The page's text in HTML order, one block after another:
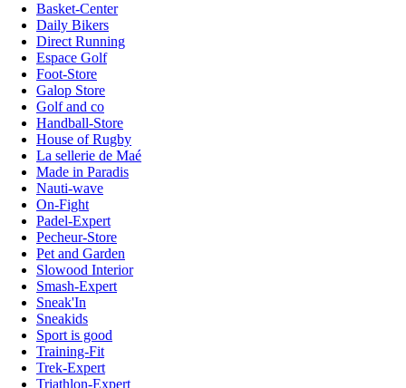
Basket-Center
Daily Bikers
Direct Running
Espace Golf
Foot-Store
Galop Store
Golf and co
Handball-Store
House of Rugby
La sellerie de Maé
Made in Paradis
Nauti-wave
On-Fight
Padel-Expert
Pecheur-Store
Pet and Garden
Slowood Interior
Smash-Expert
Sneak'In
Sneakids
Sport is good
Training-Fit
Trek-Expert
Triathlon-Expert